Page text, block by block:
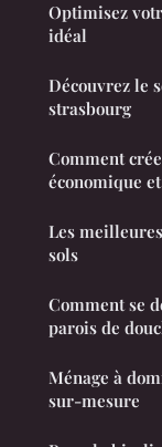
Optimisez
idéal
Découvrez le
strasbourg
Comment
économique
Les
sols
Comment se
parois de
Ménage à
sur-mesure